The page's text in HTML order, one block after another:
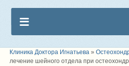
Клиника Доктора Игнатьева »
лечение шейного отдела при